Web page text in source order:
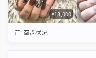
¥13,000
空き状況